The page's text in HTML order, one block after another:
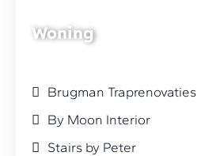
Woning
Brugman Traprenovaties
By Moon Interior
Stairs by Peter